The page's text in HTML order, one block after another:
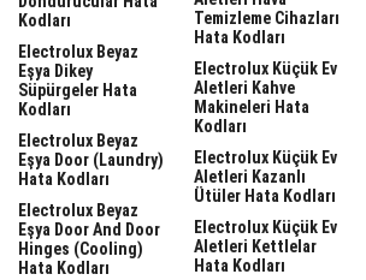
Kodları
Electrolux Beyaz
Eşya Dikey
Süpürgeler Hata
Kodları
Electrolux Beyaz
Eşya Door (laundry)
Hata Kodları
Electrolux Beyaz
Eşya Door And Door
Hinges (cooling)
Hata Kodları
Temizleme Cihazları
Hata Kodları
Electrolux Küçük Ev
Aletleri Kahve
Makineleri Hata
Kodları
Electrolux Küçük Ev
Aletleri Kazanlı
Ütüler Hata Kodları
Electrolux Küçük Ev
Aletleri Kettlelar
Hata Kodları